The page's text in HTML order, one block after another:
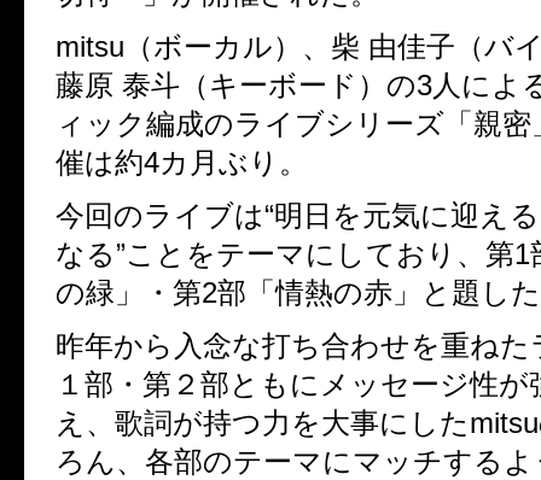
mitsu （ボーカル）、柴 由佳子（バ
藤原 泰斗（キーボード）の3人によ
ィック編成のライブシリーズ「親
催は約4カ月ぶり。
今回のライブは“明日を元気に迎え
なる”ことをテーマにしており、第1
の緑」・第2部「情熱の赤」と題した
昨年から入念な打ち合わせを重ねた
１部・第２部ともにメッセージ性が
え、歌詞が持つ力を大事にしたmitsu
ろん、各部のテーマにマッチする